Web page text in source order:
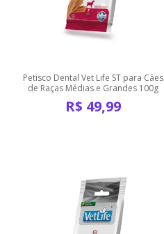
Petisco Dental Vet Life ST para Cães
de Raças Médias e Grandes 100g
R$ 49,99